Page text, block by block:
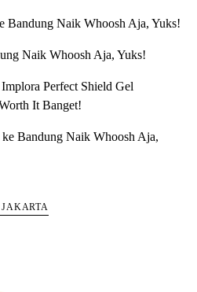
Bandung Naik Whoosh Aja, Yuks!
Naik Whoosh Aja, Yuks!
Perfect Shield Gel
It Banget!
Bandung Naik Whoosh Aja,